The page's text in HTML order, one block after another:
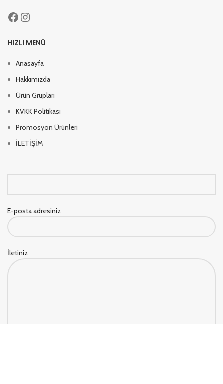
HIZLI MENÜ
Anasayfa
Hakkımızda
Ürün Grupları
KVKK Politikası
Promosyon Ürünleri
İLETİŞİM
E-posta adresiniz
İletiniz